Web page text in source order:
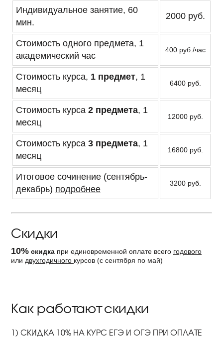
Индивидуальное занятие, 60
мин.
2000 руб.
Стоимость одного предмета, 1
академический час
400 руб./час
Стоимость курса, 1 предмет, 1
месяц
6400 руб.
Стоимость курса 2 предмета, 1
месяц
12000 руб.
Стоимость курса 3 предмета, 1
месяц
16800 руб.
Итоговое сочинение (сентябрь-
декабрь) подробнее
3200 руб.
Скидки
10% скидка при единовременной оплате всего годового
или двухгодичного курсов (с сентября по май)
Как работают скидки
1) СКИДКА 10% НА КУРС ЕГЭ И ОГЭ ПРИ ОПЛАТЕ